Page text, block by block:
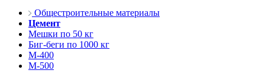
Общестроительные материалы
Цемент
Мешки по 50 кг
Биг-беги по 1000 кг
М-400
М-500